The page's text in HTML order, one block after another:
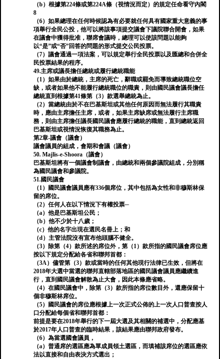
（b）根據第224條或第224A條（視情況而定）的規定任命看守內閣
8
（6）如果總理在任何時候認為有必要就任何具有國家重大意義的事
項舉行全民公投，他可以將該事項提交議會下議院聯合開會，如果
在議會中獲得批准，聯席會議時，總理可以使該問題以能夠
以“是”或“否”回答的問題的形式提交公民投票。
（7）議會通過一項法案，可以規定舉行全民投票以及匯總和合併全
民投票結果的程序。
49.主席或議長擔任總統或履行總統職能
（1）如果由於總統，主席的死亡，辭職或罷免而導致總統職位空
缺，或者如果他不能履行總統職位的職責，則由國民議會議長擔任
總統直到根據第41條第（3）款選舉總統為止。
（2）當總統由於不在巴基斯坦或其他任何原因而無法履行其職責
時，應由主席擔任主席，或者，如果主席缺席或無法履行主席職
務，則由主席擔任議長國民議會應履行總統的職能，直到總統返回
巴基斯坦或視情況恢復其職務為止。
第2章-議會（議會）
議會議員的組成，會期和會議（議會）
50. Majlis-e-Shoora（議會）
巴基斯坦將有一個議會制議會，由總統和兩個參議院組成，分別稱
為國民議會和參議院。
51.國民議會
（1）國民議會議員應有336個席位，其中包括為女性和非穆斯林保
留的席位。
（2）任何人在以下情況下有權投票─
（a）他是巴基斯坦公民；
（b）他不少於十八歲；
（c）他的名字出現在選民名冊上；和
（d）主管法院沒有宣布他頭腦不健全。
（3）除第（4）款所述的席位外，第（1）款所指的國民議會席位應
按以下規定分配給各省和聯邦首都：
（3A）儘管第（3）款或當時的任何其他現行法律已生效，但將在
2018年大選中當選的聯邦直轄部落地區的國民議會議員應繼續進
行，直到國民議會解散為止大會，因此本條應省略。
（4）在國民議會中，除第（3）款所指的席位數目外，還應保留十
個非穆斯林席位。
（5）國民議會的席位應根據上一次正式公佈的上一次人口普查按人
口分配給每個省和聯邦首都：
前提是要在2018年舉行的下一屆大選及其相關的補選中，分配應基
於2017年人口普查的臨時結果，該結果應由聯邦政府發布。
（6）為當選國會議員，
（a）普通席的選區應為單成員領土選區，而填補該席位的選區應依
法以直接和自由表決方式選出；